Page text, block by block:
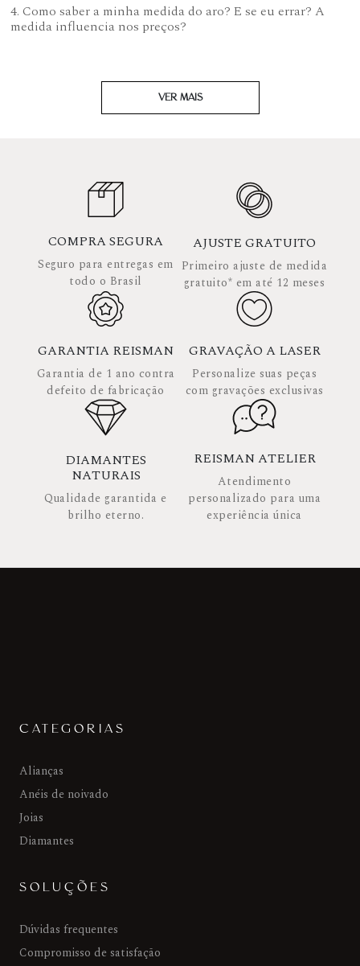
4. Como saber a minha medida do aro? E se eu errar? A
medida influencia nos preços?
VER MAIS
COMPRA SEGURA
Seguro para entregas em
todo o Brasil
AJUSTE GRATUITO
Primeiro ajuste de medida
gratuito* em até 12 meses
GARANTIA REISMAN
Garantia de 1 ano contra
defeito de fabricação
GRAVAÇÃO A LASER
Personalize suas peças
com gravações exclusivas
DIAMANTES
NATURAIS
Qualidade garantida e
brilho eterno.
REISMAN ATELIER
Atendimento
personalizado para uma
experiência única
CATEGORIAS
Alianças
Anéis de noivado
Joias
Diamantes
SOLUÇÕES
Dúvidas frequentes
Compromisso de satisfação